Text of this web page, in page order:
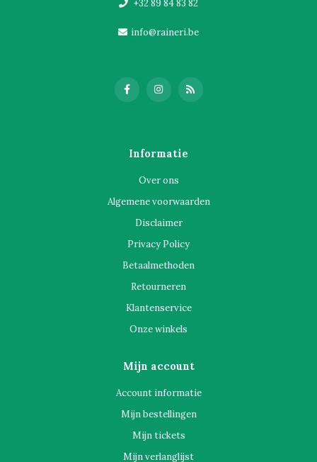
+32 89 84 83 82
info@raineri.be
Informatie
Over ons
Algemene voorwaarden
Disclaimer
Privacy Policy
Betaalmethoden
Retourneren
Klantenservice
Onze winkels
Mijn account
Account informatie
Mijn bestellingen
Mijn tickets
Mijn verlanglijst